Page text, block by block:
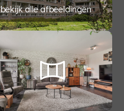
bekijk alle afbeeldingen